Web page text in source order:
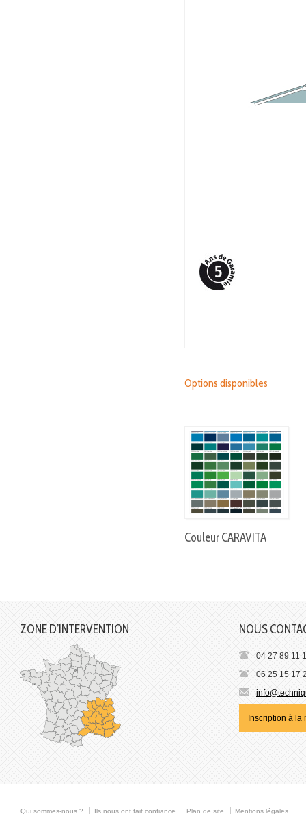
Options disponibles
Couleur CARAVITA
ZONE D’INTERVENTION NOUS
04 27 89 11
06 25 15 17
Inscription à la
Qui sommes-nous ? Ils nous ont fait confiance Plan de site Mentions légales